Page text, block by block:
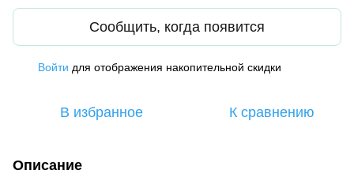
Сообщить, когда появится
Войти для отображения накопительной скидки
В избранное К сравнению
Описание